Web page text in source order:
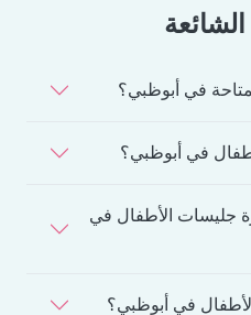
الشائعة
في أبوظبي؟
في أبوظبي؟
جليسات الأطفال في
في أبوظبي؟